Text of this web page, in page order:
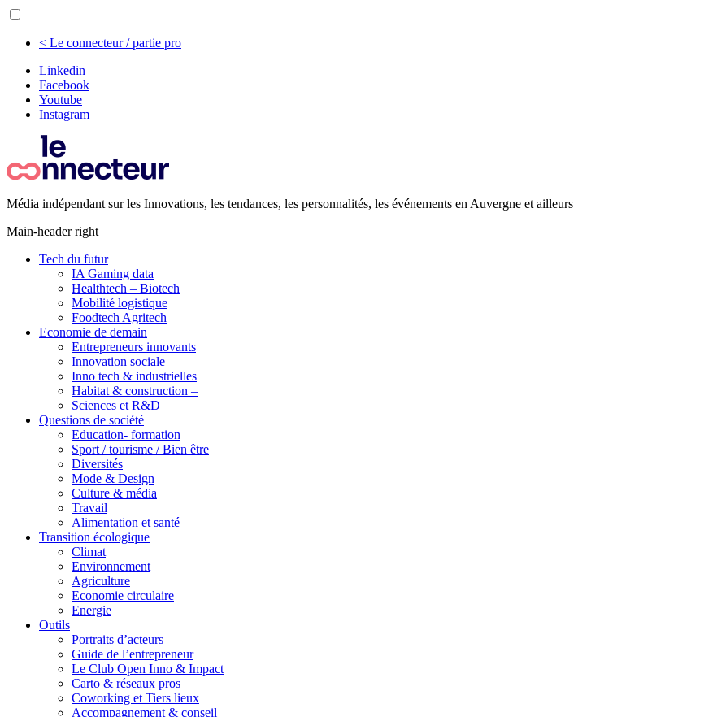
< Le connecteur / partie pro
Linkedin
Facebook
Youtube
Instagram
Média indépendant sur les Innovations, les tendances, les personnalités, les événements en Auvergne et ailleurs
Main-header right
Tech du futur
IA Gaming data
Healthtech – Biotech
Mobilité logistique
Foodtech Agritech
Economie de demain
Entrepreneurs innovants
Innovation sociale
Inno tech & industrielles
Habitat & construction –
Sciences et R&D
Questions de société
Education- formation
Sport / tourisme / Bien être
Diversités
Mode & Design
Culture & média
Travail
Alimentation et santé
Transition écologique
Climat
Environnement
Agriculture
Economie circulaire
Energie
Outils
Portraits d’acteurs
Guide de l’entrepreneur
Le Club Open Inno & Impact
Carto & réseaux pros
Coworking et Tiers lieux
Accompagnement & conseil